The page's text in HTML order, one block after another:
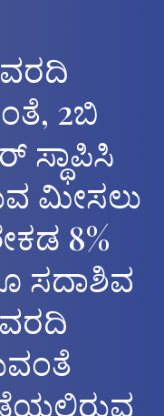
2ಬಿ
ಸ್ಥಾಪಿಸಿ
ಮೀಸಲು
8%
ಸದಾಶಿವ